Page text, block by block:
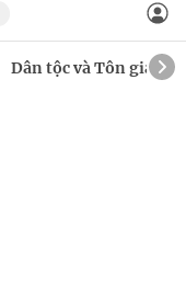
Dân tộc và Tôn giáo